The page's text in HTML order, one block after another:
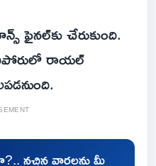
చేరుకుంది.
రాయల్
నచ్చిన వార్తలను మీ